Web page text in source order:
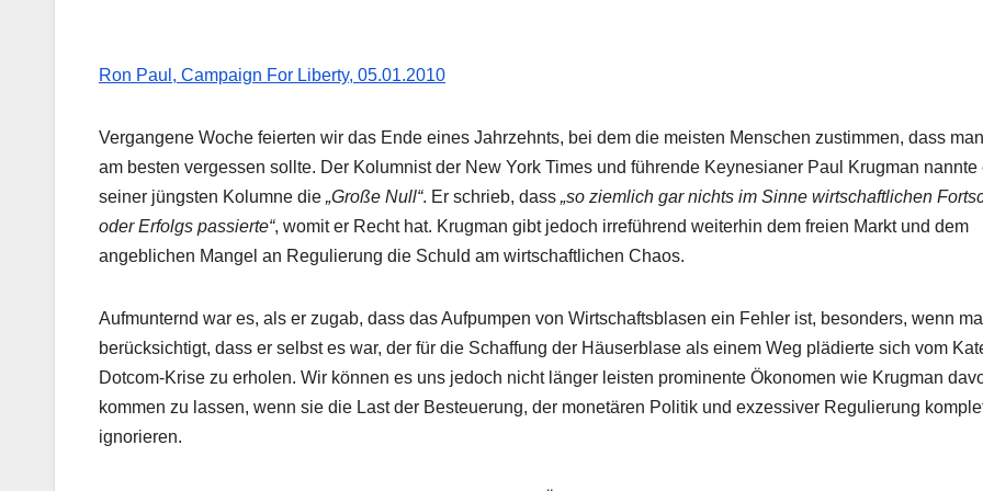
Ron Paul, Campaign For Liberty, 05.01.2010
Vergangene Woche feierten wir das Ende eines Jahrzehnts, bei dem die meisten Menschen zustimmen, dass
am besten vergessen sollte. Der Kolumnist der New York Times und führende Keynesianer Paul Krugman nannte
seiner jüngsten Kolumne die „Große Null“. Er schrieb, dass „so ziemlich gar nichts im Sinne wirtschaftlichen
oder Erfolgs passierte“, womit er Recht hat. Krugman gibt jedoch irreführend weiterhin dem freien Markt und dem
angeblichen Mangel an Regulierung die Schuld am wirtschaftlichen Chaos.
Aufmunternd war es, als er zugab, dass das Aufpumpen von Wirtschaftsblasen ein Fehler ist, besonders, wenn
berücksichtigt, dass er selbst es war, der für die Schaffung der Häuserblase als einem Weg plädierte sich vom
Dotcom-Krise zu erholen. Wir können es uns jedoch nicht länger leisten prominente Ökonomen wie Krugman
kommen zu lassen, wenn sie die Last der Besteuerung, der monetären Politik und exzessiver Regulierung
ignorieren.